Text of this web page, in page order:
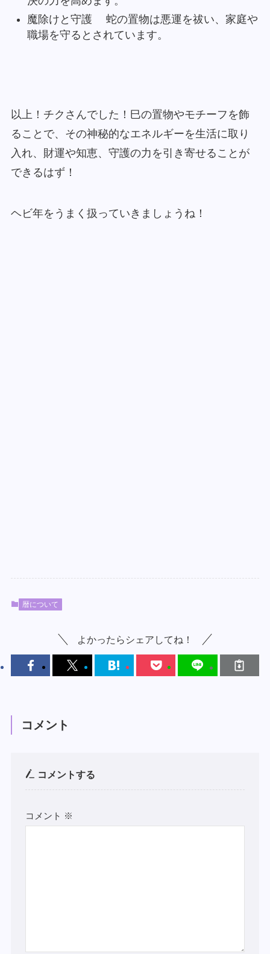
魔除けと守護 蛇の置物は悪運を祓い、家庭や
職場を守るとされています。
以上！チクさんでした！巳の置物やモチーフを飾
ることで、その神秘的なエネルギーを生活に取り
入れ、財運や知恵、守護の力を引き寄せることが
できるはず！
ヘビ年をうまく扱っていきましょうね！
暦について
よかったらシェアしてね！
コメント
コメントする
コメント ※